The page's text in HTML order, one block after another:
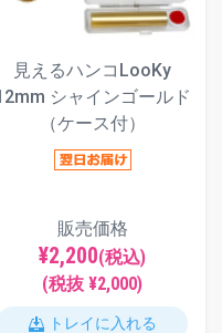
見えるハンコLooKy
シャインゴールド
（ケース付）
販売価格
¥2,200(税込)
(税抜 ¥2,000)
トレイに入れる